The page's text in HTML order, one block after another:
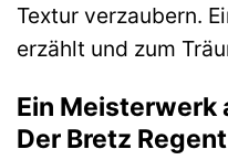
Textur verzaubern.
erzählt und zum
Ein Meisterwerk
Der Bretz